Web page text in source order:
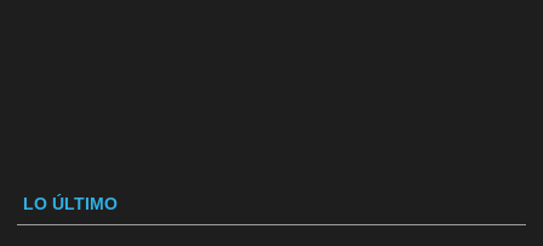
LO ÚLTIMO